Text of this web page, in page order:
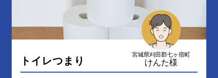
宮城県刈田郡七ヶ宿町
けんた様
トイレつまり